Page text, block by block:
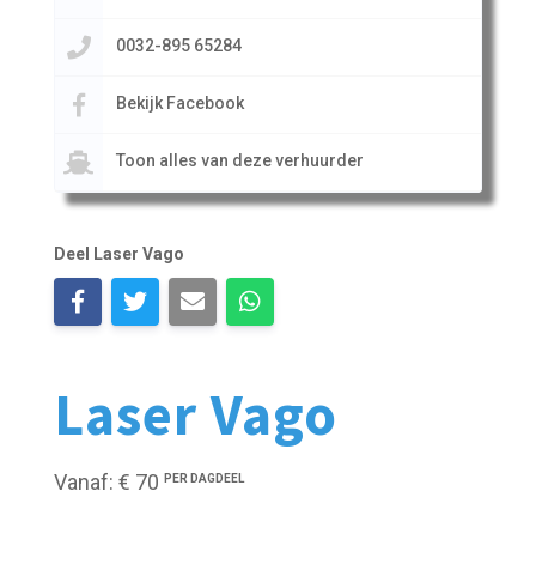
Laser Vago
Vanaf: € 70 PER DAGDEEL
0032-895 65284
Bekijk Facebook
Toon alles van deze verhuurder
Deel Laser Vago